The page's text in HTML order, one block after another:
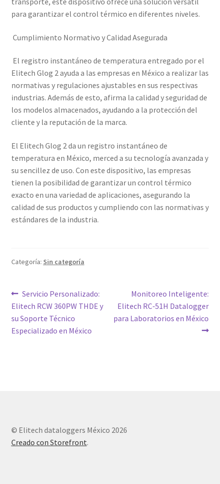
para garantizar el control térmico en diferentes niveles.
Cumplimiento Normativo y Calidad Asegurada
El registro instantáneo de temperatura entregado por el
Elitech Glog 2 ayuda a las empresas en México a realizar las
normativas y regulaciones ajustables en sus respectivas
industrias. Además de esto, afirma la calidad y seguridad de
los modelos almacenados, ayudando a la protección del
cliente y la reputación de la marca.
El Elitech Glog 2 da un registro instantáneo de
temperatura en México, merced a su tecnología avanzada y
su sencillez de uso. Con este dispositivo, las empresas
tienen la posibilidad de garantizar un control térmico
exacto en una variedad de aplicaciones, asegurando la
calidad de sus productos y cumpliendo con las normativas y
estándares de la industria.
Categoría: Sin categoría
Navegación
de
entradas
Entrada
anterior:
Servicio Personalizado:
Elitech RCW 360PW THDE y
su Soporte Técnico
Especializado en México
Siguiente
entrada:
Monitoreo Inteligente:
Elitech RC-51H Datalogger
para Laboratorios en México
© Elitech dataloggers México 2026
Creado con Storefront.